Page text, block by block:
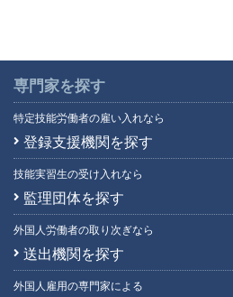
専門家を探す
特定技能労働者の雇い入れなら
登録支援機関を探す
技能実習生の受け入れなら
監理団体を探す
外国人労働者の取り次ぎなら
送出機関を探す
外国人雇用の専門家による